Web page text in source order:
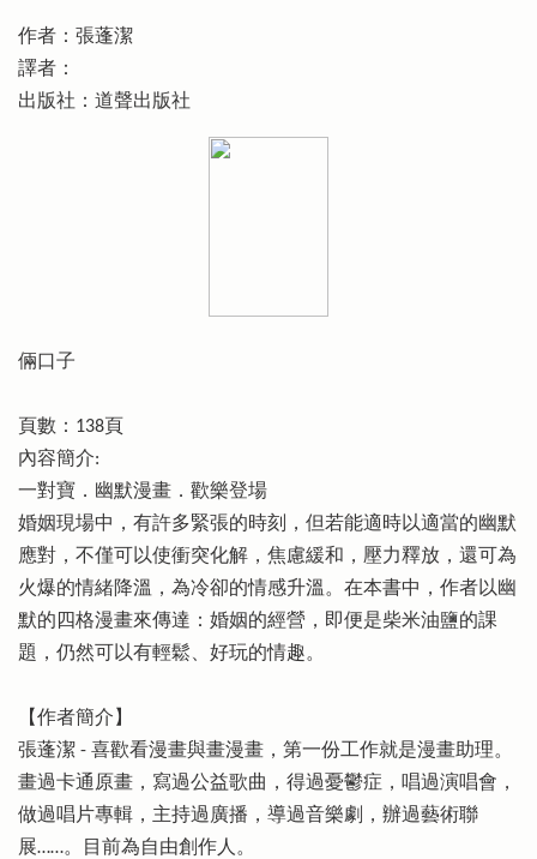
作者：張蓬潔
譯者：
出版社：道聲出版社
倆口子
頁數：138頁
內容簡介:
一對寶．幽默漫畫．歡樂登場
婚姻現場中，有許多緊張的時刻，但若能適時以適當的幽默
應對，不僅可以使衝突化解，焦慮緩和，壓力釋放，還可為
火爆的情緒降溫，為冷卻的情感升溫。在本書中，作者以幽
默的四格漫畫來傳達：婚姻的經營，即便是柴米油鹽的課
題，仍然可以有輕鬆、好玩的情趣。
【作者簡介】
張蓬潔 - 喜歡看漫畫與畫漫畫，第一份工作就是漫畫助理。
畫過卡通原畫，寫過公益歌曲，得過憂鬱症，唱過演唱會，
做過唱片專輯，主持過廣播，導過音樂劇，辦過藝術聯
展……。目前為自由創作人。